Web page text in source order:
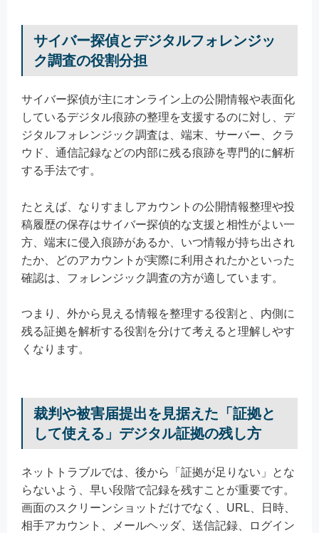
サイバー探偵とデジタルフォレンジッ
ク調査の役割分担
サイバー探偵が主にオンライン上の公開情報や表面化
しているデジタル痕跡の整理を支援するのに対し、デ
ジタルフォレンジック調査は、端末、サーバー、クラ
ウド、通信記録などの内部に残る痕跡を専門的に解析
する手法です。
たとえば、なりすましアカウントの公開情報整理や投
稿履歴の保存はサイバー探偵的な支援と相性がよい一
方、端末に侵入痕跡があるか、いつ情報が持ち出され
たか、どのアカウントが実際に利用されたかといった
確認は、フォレンジック調査の方が適しています。
つまり、外から見える情報を整理する役割と、内側に
残る証拠を解析する役割を分けて考えると理解しやす
くなります。
裁判や被害届提出を見据えた「証拠と
して使える」デジタル証拠の残し方
ネットトラブルでは、後から「証拠が足りない」とな
らないよう、早い段階で記録を残すことが重要です。
画面のスクリーンショットだけでなく、URL、日時、
相手アカウント、メールヘッダ、送信記録、ログイン